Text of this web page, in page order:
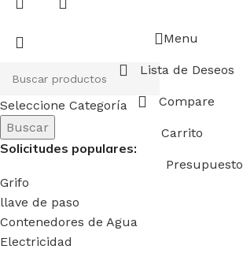
Seleccione Categoría
Buscar
Solicitudes populares:
Grifo
llave de paso
Contenedores de Agua
Electricidad
Menu
Lista de Deseos
Compare
Carrito
Presupuesto